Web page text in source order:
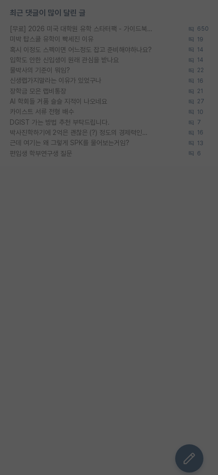
최근 댓글이 많이 달린 글
[무료] 2026 미국 대학원 유학 스타터팩 - 가이드북 & 합격자 컨택메일 템플릿 650
미박 탑스쿨 유학이 빡세진 이유 19
혹시 이정도 스펙이면 어느정도 잡고 준비해야하나요? 14
입학도 안한 신입생이 원래 관심을 받나요 14
물박사의 기준이 뭐임? 22
신생랩가지말라는 이유가 있었구나 16
장학금 모은 랩비통장 21
AI 학회들 거품 슬슬 지적이 나오네요 27
카이스트 서류 전형 배수 10
DGIST 가는 방법 추천 부탁드립니다. 7
박사진학하기에 2억은 괜찮은 (?) 정도의 경제력인가요 16
근데 여기는 왜 그렇게 SPK를 물어보는거임? 13
편입생 학부연구생 질문 6